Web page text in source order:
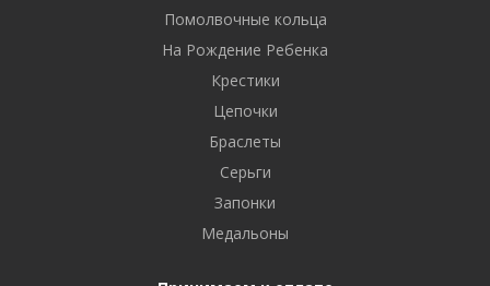
Помолвочные кольца
На Рождение Ребенка
Крестики
Цепочки
Браслеты
Серьги
Запонки
Медальоны